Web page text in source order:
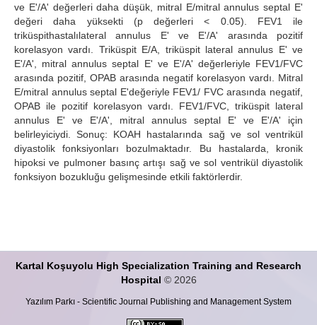
ve E'/A' değerleri daha düşük, mitral E/mitral annulus septal E'
değeri daha yüksekti (p değerleri < 0.05). FEV1 ile
triküspithastalılateral annulus E' ve E'/A' arasında pozitif
korelasyon vardı. Triküspit E/A, triküspit lateral annulus E' ve
E'/A', mitral annulus septal E' ve E'/A' değerleriyle FEV1/FVC
arasında pozitif, OPAB arasında negatif korelasyon vardı. Mitral
E/mitral annulus septal E'değeriyle FEV1/ FVC arasında negatif,
OPAB ile pozitif korelasyon vardı. FEV1/FVC, triküspit lateral
annulus E' ve E'/A', mitral annulus septal E' ve E'/A' için
belirleyiciydi. Sonuç: KOAH hastalarında sağ ve sol ventrikül
diyastolik fonksiyonları bozulmaktadır. Bu hastalarda, kronik
hipoksi ve pulmoner basınç artışı sağ ve sol ventrikül diyastolik
fonksiyon bozukluğu gelişmesinde etkili faktörlerdir.
Kartal Koşuyolu High Specialization Training and Research
Hospital © 2026
Yazılım Parkı - Scientific Journal Publishing and Management System